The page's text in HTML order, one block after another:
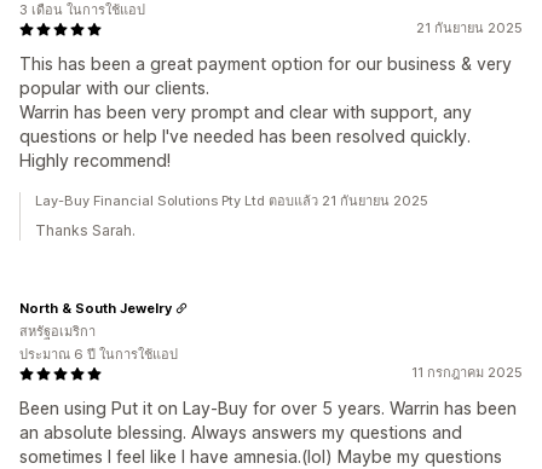
21 กันยายน 2025
This has been a great payment option for our business & very
popular with our clients.
Warrin has been very prompt and clear with support, any
questions or help I've needed has been resolved quickly.
Highly recommend!
3 เดือน ในการใช้แอป
Lay-Buy Financial Solutions Pty Ltd ตอบแล้ว 21 กันยายน 2025
Thanks Sarah.
11 กรกฎาคม 2025
Been using Put it on Lay-Buy for over 5 years. Warrin has been
an absolute blessing. Always answers my questions and
sometimes I feel like I have amnesia.(lol) Maybe my questions
North & South Jewelry
สหรัฐอเมริกา
ประมาณ 6 ปี ในการใช้แอป